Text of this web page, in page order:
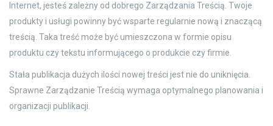
Internet, jesteś zależny od dobrego Zarządzania Treścią. Twoje
produkty i usługi powinny być wsparte regularnie nową i znaczącą
treścią. Taka treść może być umieszczona w formie opisu
produktu czy tekstu informującego o produkcie czy firmie.
Stała publikacja dużych ilości nowej treści jest nie do uniknięcia.
Sprawne Zarządzanie Treścią wymaga optymalnego planowania i
organizacji publikacji.